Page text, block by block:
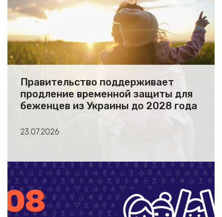
Правительство поддерживает
продление временной защиты для
беженцев из Украины до 2028 года
23.07.2026